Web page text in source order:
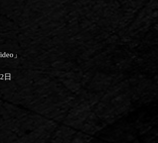
」
日